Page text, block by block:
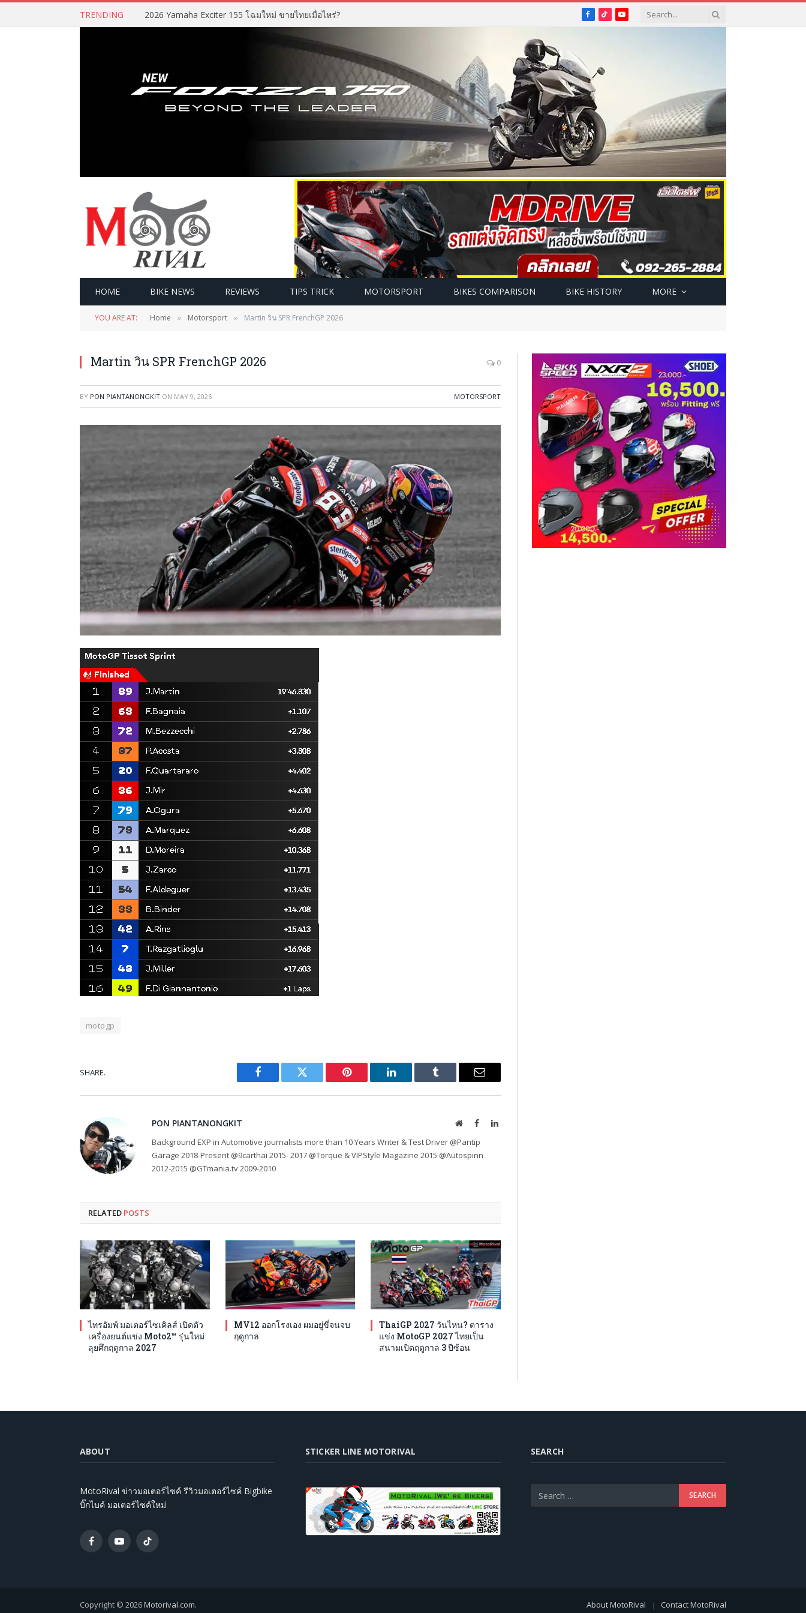
TRENDING 2026 Yamaha Exciter 155 โฉมใหม่ ขายไทยเมื่อไหร่? Facebook
TikTokYouTube
HOME BIKE NEWS REVIEWS TIPS TRICK MOTORSPORT BIKES COMPARISON BIKE HISTORY MORE
YOU ARE AT: Home » Motorsport » Martin วิน SPR FrenchGP 2026
Martin วิน SPR FrenchGP 2026 0
BY PON PIANTANONGKIT ON MAY 9, 2026 MOTORSPORT
motogp
SHARE.
Facebook Twitter Pinterest LinkedIn Tumblr Email
PON PIANTANONGKIT WebsiteFacebookLinkedIn
Background EXP in Automotive journalists more than 10 Years Writer & Test Driver @Pantip
Garage 2018-Present @9carthai 2015- 2017 @Torque & VIPStyle Magazine 2015 @Autospinn
2012-2015 @GTmania.tv 2009-2010
RELATED POSTS
ไทรอัมพ์ มอเตอร์ไซเคิลส์ เปิดตัว
เครื่องยนต์แข่ง Moto2™ รุ่นใหม่
ลุยศึกฤดูกาล 2027
MV12 ออกโรงเอง ผมอยู่ขี่จนจบ
ฤดูกาล
ThaiGP 2027 วันไหน? ตาราง
แข่ง MotoGP 2027 ไทยเป็น
สนามเปิดฤดูกาล 3 ปีซ้อน
ABOUT
MotoRival ข่าวมอเตอร์ไซค์ รีวิวมอเตอร์ไซค์ Bigbike
บิ๊กไบค์ มอเตอร์ไซค์ใหม่
FacebookYouTubeTikTok
STICKER LINE MOTORIVAL SEARCH
Copyright © 2026Motorival.com. About MotoRival Contact MotoRival